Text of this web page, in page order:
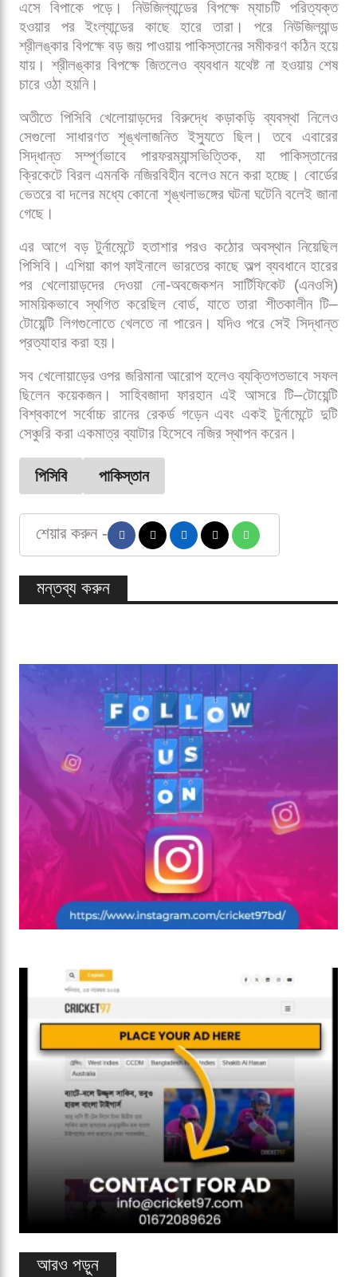
এসে বিপাকে পড়ে। নিউজিল্যান্ডের বিপক্ষে ম্যাচটি পরিত্যক্ত
হওয়ার পর ইংল্যান্ডের কাছে হারে তারা। পরে নিউজিল্যান্ড
শ্রীলঙ্কার বিপক্ষে বড় জয় পাওয়ায় পাকিস্তানের সমীকরণ কঠিন হয়ে
যায়। শ্রীলঙ্কার বিপক্ষে জিতলেও ব্যবধান যথেষ্ট না হওয়ায় শেষ
চারে ওঠা হয়নি।
অতীতে পিসিবি খেলোয়াড়দের বিরুদ্ধে কড়াকড়ি ব্যবস্থা নিলেও
সেগুলো সাধারণত শৃঙ্খলাজনিত ইস্যুতে ছিল। তবে এবারের
সিদ্ধান্ত সম্পূর্ণভাবে পারফরম্যান্সভিত্তিক, যা পাকিস্তানের
ক্রিকেটে বিরল এমনকি নজিরবিহীন বলেও মনে করা হচ্ছে। বোর্ডের
ভেতরে বা দলের মধ্যে কোনো শৃঙ্খলাভঙ্গের ঘটনা ঘটেনি বলেই জানা
গেছে।
এর আগে বড় টুর্নামেন্টে হতাশার পরও কঠোর অবস্থান নিয়েছিল
পিসিবি। এশিয়া কাপ ফাইনালে ভারতের কাছে অল্প ব্যবধানে হারের
পর খেলোয়াড়দের দেওয়া নো-অবজেকশন সার্টিফিকেট (এনওসি)
সাময়িকভাবে স্থগিত করেছিল বোর্ড, যাতে তারা শীতকালীন টি–
টোয়েন্টি লিগগুলোতে খেলতে না পারেন। যদিও পরে সেই সিদ্ধান্ত
প্রত্যাহার করা হয়।
সব খেলোয়াড়ের ওপর জরিমানা আরোপ হলেও ব্যক্তিগতভাবে সফল
ছিলেন কয়েকজন। সাহিবজাদা ফারহান এই আসরে টি–টোয়েন্টি
বিশ্বকাপে সর্বোচ্চ রানের রেকর্ড গড়েন এবং একই টুর্নামেন্টে দুটি
সেঞ্চুরি করা একমাত্র ব্যাটার হিসেবে নজির স্থাপন করেন।
পিসিবি পাকিস্তান
শেয়ার করুন -
মন্তব্য করুন
আরও পড়ুন